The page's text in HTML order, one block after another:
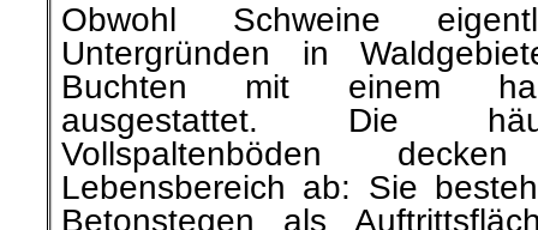
Obwohl Schweine
Untergründen in
Buchten mit einem
ausgestattet. Die
Vollspaltenböden
Lebensbereich ab: Sie
Betonstegen als